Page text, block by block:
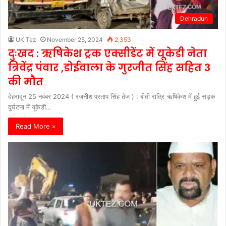
Dehradun
UK Tez November 25, 2024 2,353
दुःखद : ऋषिकेश ट्रक एक्सीडेंट में यूकेडी नेता
त्रिवेंद्र पंवार ,डोईवाला के गुरजीत सिंह सहित 3
की मौत
देहरादून 25 नवंबर 2024 ( रजनीश प्रताप सिंह तेज ) : बीती रात्रि ऋषिकेश में हुई सड़क
दुर्घटना में यूकेडी…
Read More »